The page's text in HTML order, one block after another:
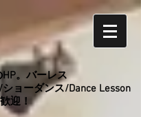
。バーレス
ョーダンス/Dance Lesson
迎！